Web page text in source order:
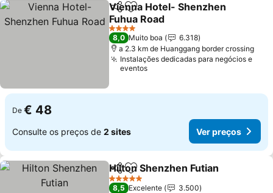
PartilharAdicionar aos favoritos
Vienna Hotel- Shenzhen
Fuhua Road
4 Estrelas
8,0 Muito boa
6.318
a 2.3 km de Huanggang border crossing
Instalações dedicadas para negócios e
eventos
De € 48
Consulte os preços de 2 sites Ver preços
PartilharAdicionar aos favoritos
Hilton Shenzhen Futian
5 Estrelas
8,5 Excelente
3.500